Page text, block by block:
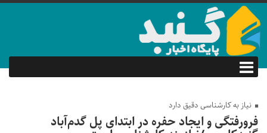
نیاز به کارشناسی دقیق دارد
فرورفتگی و ایجاد حفره در ابتدای پل گدم‌آباد